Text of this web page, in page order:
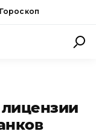
Гороскоп